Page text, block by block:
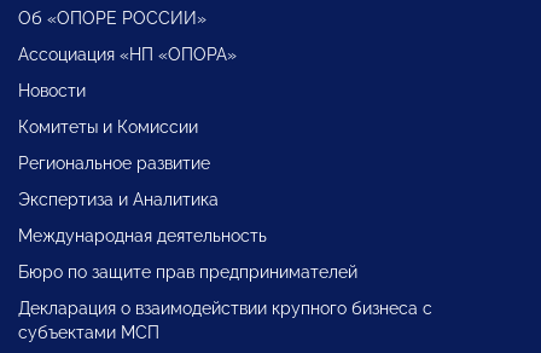
Об «ОПОРЕ РОССИИ»
Ассоциация «НП «ОПОРА»
Новости
Комитеты и Комиссии
Региональное развитие
Экспертиза и Аналитика
Международная деятельность
Бюро по защите прав предпринимателей
Декларация о взаимодействии крупного бизнеса с
субъектами МСП